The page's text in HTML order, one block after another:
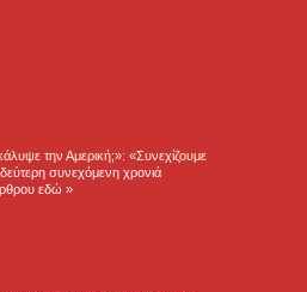
την Αμερική;»: «Συνεχίζουμε
δεύτερη συνεχόμενη χρονιά
εδώ »